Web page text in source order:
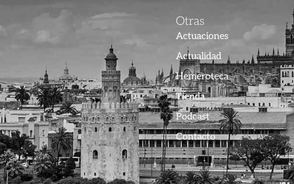
Otras
Actuaciones
Actualidad
Hemeroteca
Tienda
Podcast
Contacto